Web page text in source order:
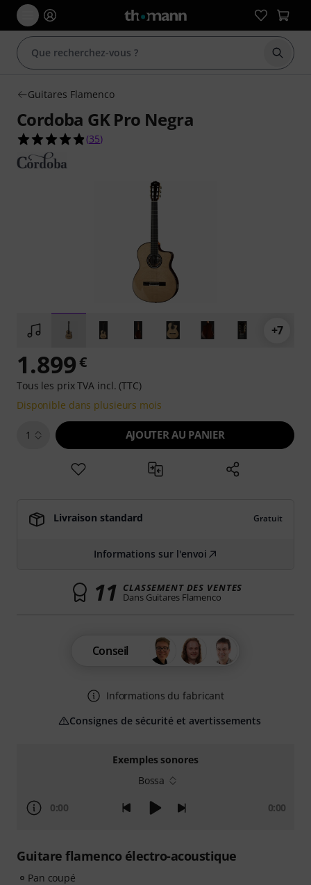
Guitares Flamenco
Cordoba GK Pro Negra
4.9 étoiles sur 5 d'après 35 évaluations clients
(35)
+7
Exemples sonores
Bossa
0:00 0:00
Guitare flamenco électro-acoustique
Pan coupé
1.899€
Tous les prix TVA incl. (TTC)
Disponible dans plusieurs mois
1 AJOUTER AU PANIER
Livraison standard Gratuit
Informations sur l'envoi
11 CLASSEMENT DES VENTES
Dans Guitares Flamenco
Conseil
Informations du fabricant
Consignes de sécurité et avertissements